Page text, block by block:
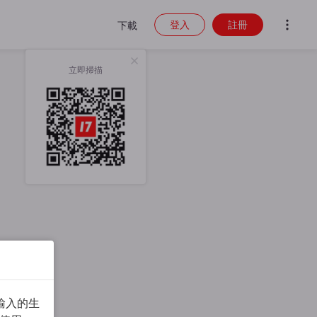
下載
立即掃描
登入 註冊
入的生